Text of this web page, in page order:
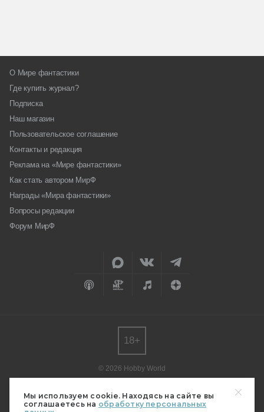
Мы используем cookie. Находясь на сайте вы
соглашаетесь на обработку персональных
О Мире фантастики
Где купить журнал?
Подписка
Наш магазин
Пользовательское соглашение
Контакты и редакция
Реклама на «Мире фантастики»
Как стать автором МирФ
Награды «Мира фантастики»
Вопросы редакции
Форум МирФ
© 2026 Hobby World
редакции.
Мнение авторов может не совпадать с мнением редакции.
18+